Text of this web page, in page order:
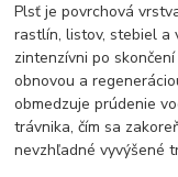
Plsť je povrchová
rastlín, listov, stebiel a
zintenzívni po
obnovou a
obmedzuje prúdenie
trávnika, čím sa
nevzhľadné vyvýšené